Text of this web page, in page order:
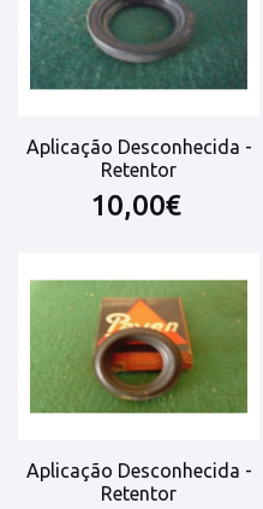
Aplicação Desconhecida -
Retentor
10,00€
Aplicação Desconhecida -
Retentor